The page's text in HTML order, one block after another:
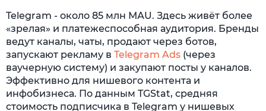
Telegram - около 85 млн МАU. Здесь живёт более
«зрелая» и платежеспособная аудитория. Бренды
ведут каналы, чаты, продают через ботов,
запускают рекламу в Telegram Ads (через
ваучерную систему) и закупают посты у каналов.
Эффективно для нишевого контента и
инфобизнеса. По данным TGStat, средняя
стоимость подписчика в Telegram у нишевых